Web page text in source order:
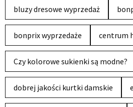
bluzy dresowe wyprzedaż
bonprix wyprzedaże centrum
Czy kolorowe sukienki są modne?
dobrej jakości kurtki damskie